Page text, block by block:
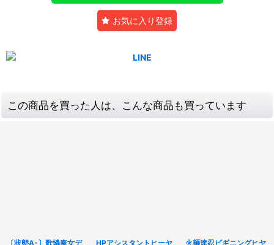
お気に入り登録
この商品を買った人は、こんな商品も買っています
〔状態A-〕歌憐奏女デ HPアシスタントヒーヤ 火麺速忍ビギニングヒヤ